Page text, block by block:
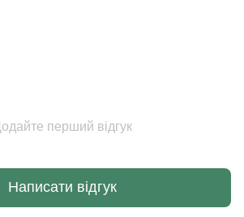
перший відгук
Написати відгук